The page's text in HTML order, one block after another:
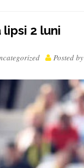
lipsi 2 luni
Posted by